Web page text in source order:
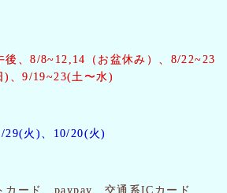
後 、8/8~12,14（お盆休み）、8/22~23
)、9/19~23(土〜水)
火)、10/20(火)
カード、paypay、交通系ICカード